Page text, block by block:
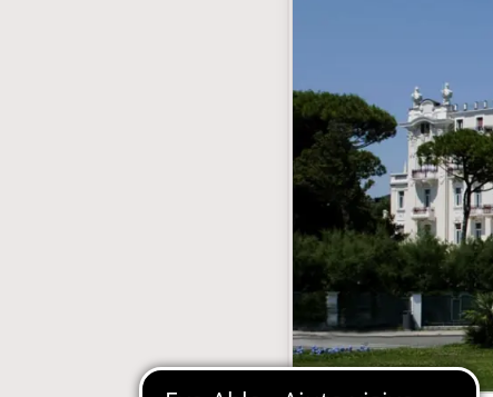
PIM-Product Information
Produzione Automatizzata
Sistemi Esperti di Prodotto per
Siti Web Multilingua e Multibrand
Soluzioni Complete in SaaS e
Web2Print per schede tecniche